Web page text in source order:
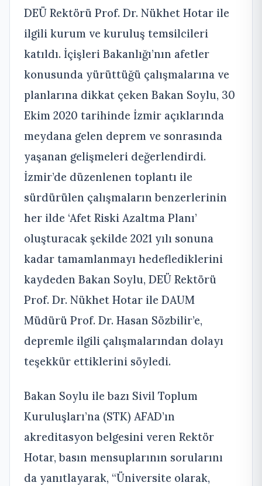
DEÜ Rektörü Prof. Dr. Nükhet Hotar ile
ilgili kurum ve kuruluş temsilcileri
katıldı. İçişleri Bakanlığı’nın afetler
konusunda yürüttüğü çalışmalarına ve
planlarına dikkat çeken Bakan Soylu, 30
Ekim 2020 tarihinde İzmir açıklarında
meydana gelen deprem ve sonrasında
yaşanan gelişmeleri değerlendirdi.
İzmir’de düzenlenen toplantı ile
sürdürülen çalışmaların benzerlerinin
her ilde ‘Afet Riski Azaltma Planı’
oluşturacak şekilde 2021 yılı sonuna
kadar tamamlanmayı hedeflediklerini
kaydeden Bakan Soylu, DEÜ Rektörü
Prof. Dr. Nükhet Hotar ile DAUM
Müdürü Prof. Dr. Hasan Sözbilir’e,
depremle ilgili çalışmalarından dolayı
teşekkür ettiklerini söyledi.
Bakan Soylu ile bazı Sivil Toplum
Kuruluşları’na (STK) AFAD’ın
akreditasyon belgesini veren Rektör
Hotar, basın mensuplarının sorularını
da yanıtlayarak, “Üniversite olarak,